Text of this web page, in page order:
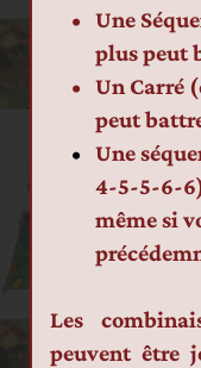
Une
plus peut
Un Carré
peut
Une
4-5-5-6-
même si
Les
peuvent être